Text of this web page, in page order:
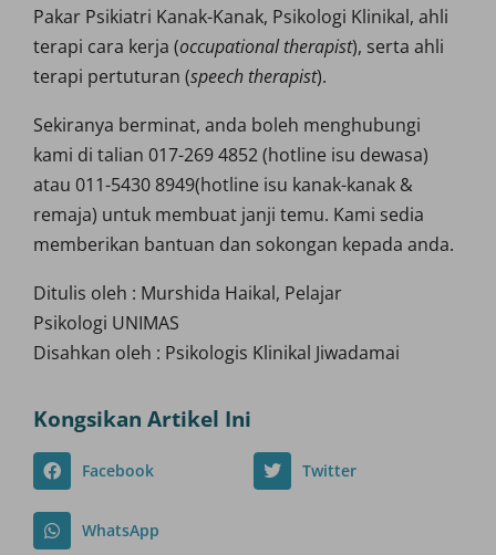
Pakar Psikiatri Kanak-Kanak, Psikologi Klinikal, ahli
terapi cara kerja (occupational therapist), serta ahli
terapi pertuturan (speech therapist).
Sekiranya berminat, anda boleh menghubungi
kami di talian 017-269 4852 (hotline isu dewasa)
atau 011-5430 8949(hotline isu kanak-kanak &
remaja) untuk membuat janji temu. Kami sedia
memberikan bantuan dan sokongan kepada anda.
Ditulis oleh : Murshida Haikal, Pelajar
Psikologi UNIMAS
Disahkan oleh : Psikologis Klinikal Jiwadamai
Kongsikan Artikel Ini
Facebook Twitter
WhatsApp